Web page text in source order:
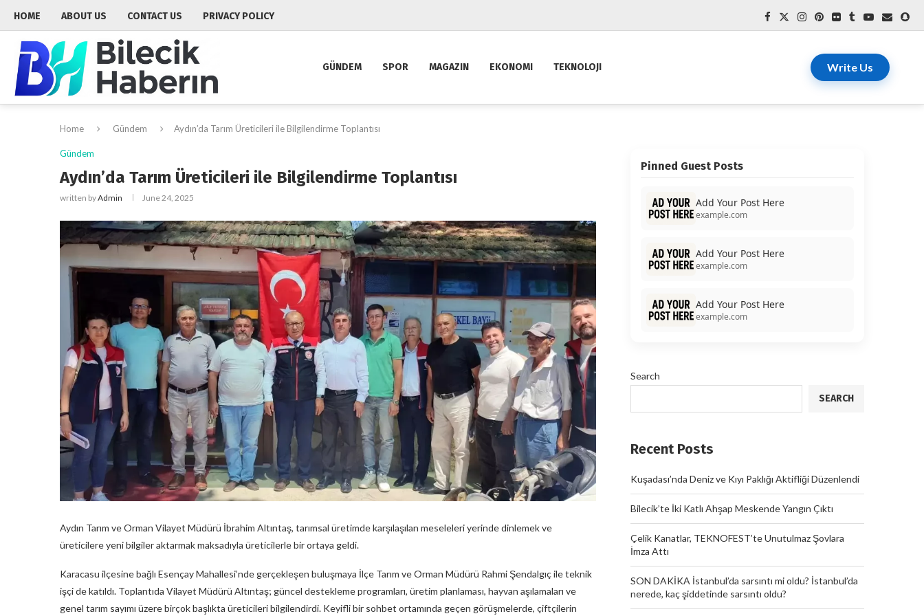
HOME ABOUT US CONTACT US PRIVACY POLICY
GÜNDEM SPOR MAGAZIN EKONOMI TEKNOLOJI Write Us
Home Gündem Aydın’da Tarım Üreticileri ile Bilgilendirme Toplantısı
Gündem
Aydın’da Tarım Üreticileri ile Bilgilendirme Toplantısı
written byAdmin June 24, 2025
Aydın Tarım ve Orman Vilayet Müdürü İbrahim Altıntaş, tarımsal üretimde karşılaşılan meseleleri yerinde dinlemek ve
üreticilere yeni bilgiler aktarmak maksadıyla üreticilerle bir ortaya geldi.
Karacasu ilçesine bağlı Esençay Mahallesi’nde gerçekleşen buluşmaya İlçe Tarım ve Orman Müdürü Rahmi Şendalgıç ile teknik
işçi de katıldı. Toplantıda Vilayet Müdürü Altıntaş; güncel destekleme programları, üretim planlaması, hayvan aşılamaları ve
genel tarım sayımı üzere birçok başlıkta üreticileri bilgilendirdi. Keyifli bir sohbet ortamında geçen görüşmelerde, çiftçilerin
Pinned Guest Posts
Add Your Post Here
example.com
Add Your Post Here
example.com
Add Your Post Here
example.com
Search
SEARCH
Recent Posts
Kuşadası’nda Deniz ve Kıyı Paklığı Aktifliği Düzenlendi
Bilecik’te İki Katlı Ahşap Meskende Yangın Çıktı
Çelik Kanatlar, TEKNOFEST’te Unutulmaz Şovlara
İmza Attı
SON DAKİKA İstanbul’da sarsıntı mi oldu? İstanbul’da
nerede, kaç şiddetinde sarsıntı oldu?